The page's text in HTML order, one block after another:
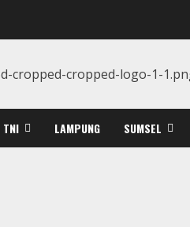
TNI LAMPUNG SUMSEL